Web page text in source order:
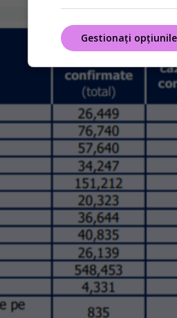
Gestionați opțiunile